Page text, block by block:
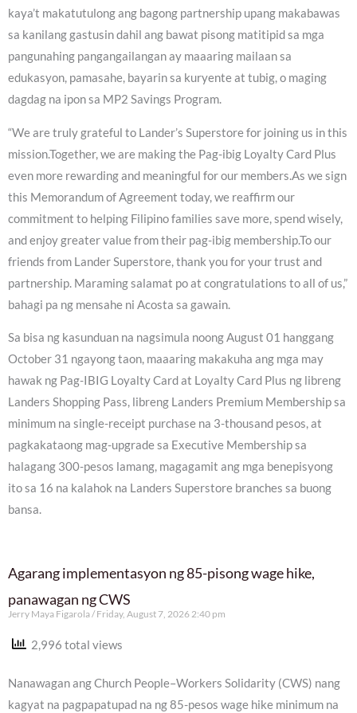
kaya’t makatutulong ang bagong partnership upang makabawas
sa kanilang gastusin dahil ang bawat pisong matitipid sa mga
pangunahing pangangailangan ay maaaring mailaan sa
edukasyon, pamasahe, bayarin sa kuryente at tubig, o maging
dagdag na ipon sa MP2 Savings Program.
“We are truly grateful to Lander’s Superstore for joining us in this
mission.Together, we are making the Pag-ibig Loyalty Card Plus
even more rewarding and meaningful for our members.As we sign
this Memorandum of Agreement today, we reaffirm our
commitment to helping Filipino families save more, spend wisely,
and enjoy greater value from their pag-ibig membership.To our
friends from Lander Superstore, thank you for your trust and
partnership. Maraming salamat po at congratulations to all of us,”
bahagi pa ng mensahe ni Acosta sa gawain.
Sa bisa ng kasunduan na nagsimula noong August 01 hanggang
October 31 ngayong taon, maaaring makakuha ang mga may
hawak ng Pag-IBIG Loyalty Card at Loyalty Card Plus ng libreng
Landers Shopping Pass, libreng Landers Premium Membership sa
minimum na single-receipt purchase na 3-thousand pesos, at
pagkakataong mag-upgrade sa Executive Membership sa
halagang 300-pesos lamang, magagamit ang mga benepisyong
ito sa 16 na kalahok na Landers Superstore branches sa buong
bansa.
Agarang implementasyon ng 85-pisong wage hike,
panawagan ng CWS
Jerry Maya Figarola Friday, August 7, 2026 2:40 pm
2,996 total views
Nanawagan ang Church People–Workers Solidarity (CWS) nang
kagyat na pagpapatupad na ng 85-pesos wage hike minimum na